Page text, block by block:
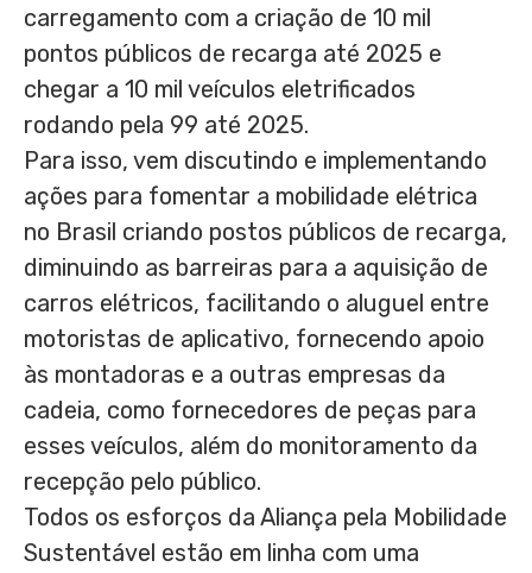
carregamento com a criação de 10 mil
pontos públicos de recarga até 2025 e
chegar a 10 mil veículos eletrificados
rodando pela 99 até 2025.
Para isso, vem discutindo e implementando
ações para fomentar a mobilidade elétrica
no Brasil criando postos públicos de recarga,
diminuindo as barreiras para a aquisição de
carros elétricos, facilitando o aluguel entre
motoristas de aplicativo, fornecendo apoio
às montadoras e a outras empresas da
cadeia, como fornecedores de peças para
esses veículos, além do monitoramento da
recepção pelo público.
Todos os esforços da Aliança pela Mobilidade
Sustentável estão em linha com uma